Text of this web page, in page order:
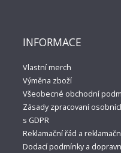
INFORMACE
Vlastní merch
Výměna zboží
Všeobecné obchodní
Zásady zpracovaní
s GDPR
Reklamační řád a
Dodací podmínky a